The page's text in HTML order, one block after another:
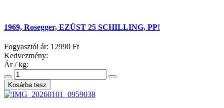
1969, Rosegger, EZÜST 25 SCHILLING, PP!
Fogyasztói ár: 12990 Ft
Kedvezmény:
Ár / kg: